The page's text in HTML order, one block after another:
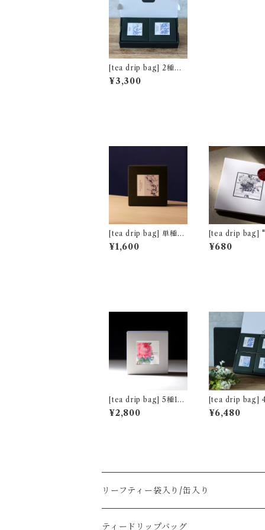
[tea drip bag] 2種ア
ソートbox (非水百花
譜・春を待つ花)
¥3,300
[tea drip bag] 単種5
包パック アッサム マ
ンガラム茶園 [非水百
¥1,600
[tea drip bag] "Tea f
or Two" クオ
キャンディ [通常パッ
¥680
[tea drip bag] 5種10
包アソートセット [バ
レンタインローズデザ
¥2,800
[tea drip bag]
ソートbox (非
譜・春を待つ花)
¥6,480
リーフティー袋入り/缶入り
ティードリップバッグ